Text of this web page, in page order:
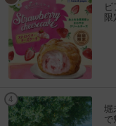
限
堀
で